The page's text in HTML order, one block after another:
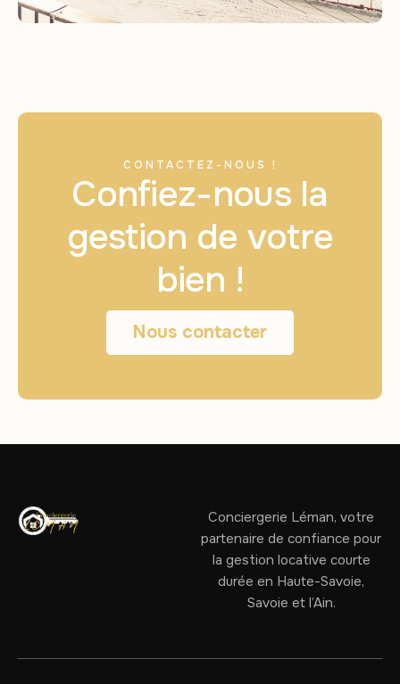
CONTACTEZ-NOUS !
Confiez-nous la
gestion de votre
bien !
Nous contacter
Conciergerie Léman, votre
partenaire de confiance pour
la gestion locative courte
durée en Haute-Savoie,
Savoie et l’Ain.